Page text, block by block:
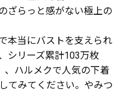
る時もそのまま着用で
替えていました。胸
に入っています。
ざらっと感がない極上の
本当にバストを支えられ
シリーズ累計103万枚
、ハルメクで人気の下着
てみてください。やみつ